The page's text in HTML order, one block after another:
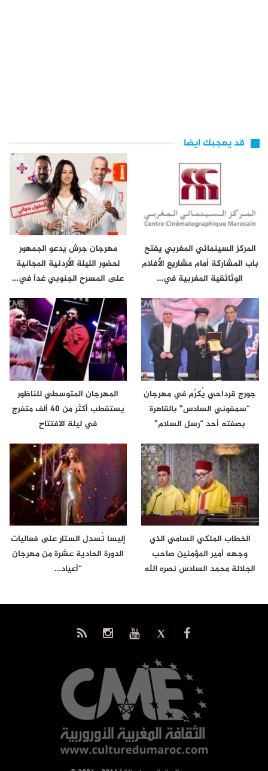
قد يعجبك ايضا
المركز السينمائي المغربي يفتح
باب المشاركة أمام مشاريع الأفلام
الوثائقية المغربية في…
مهرجان جرش يدعو الجمهور
لحضور الليلة الأردنية المجانية
على المسرح الجنوبي غداً في…
جورج قرداحي يُكرَّم في مهرجان
“سمفوني السادس” بالقاهرة
بصفته أحد “رسل السلام”
المهرجان المتوسطي للناظور
يستقطب أكثر من 40 ألف متفرج
في ليلة الافتتاح
الخطاب الملكي السامي الذي
وجهه أمير المؤمنين صاحب
الجلالة محمد السادس نصره الله
إليسا تُسدل الستار على فعاليات
الدورة الحادية عشرة من مهرجان
“أعياد…